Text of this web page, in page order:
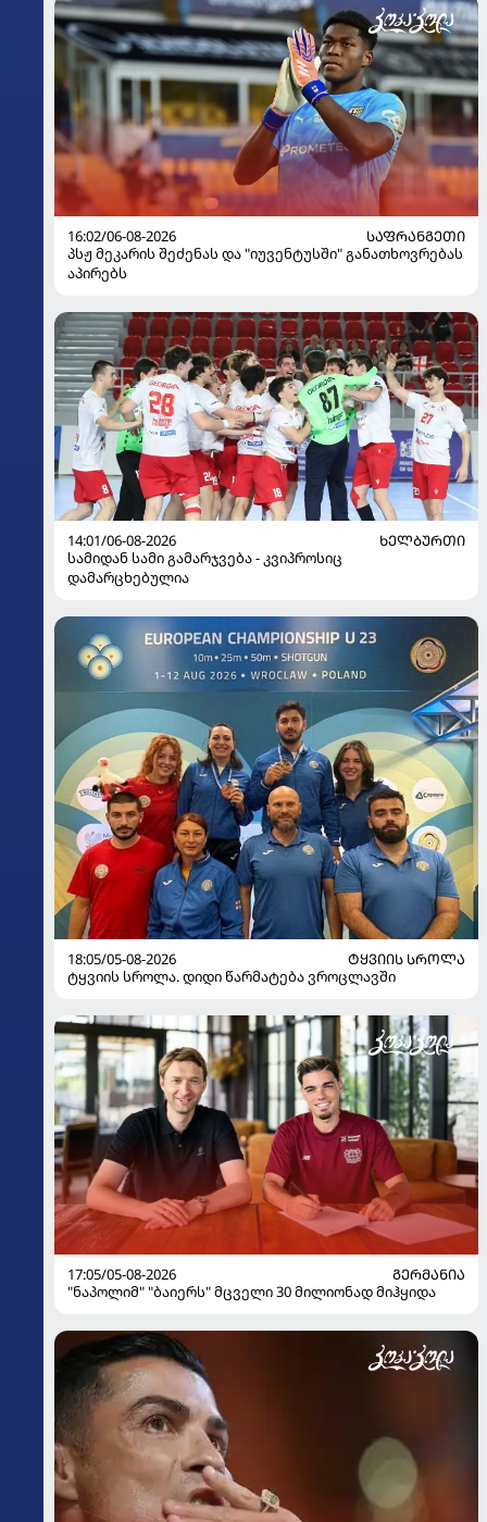
16:02/06-08-2026
ᲡᲐᲤᲠᲐᲜᲒᲔᲗᲘ
პსჟ მეკარის შეძენას და "იუვენტუსში" განათხოვრებას
აპირებს
14:01/06-08-2026
ᲮᲔᲚᲑᲣᲠᲗᲘ
სამიდან სამი გამარჯვება - კვიპროსიც
დამარცხებულია
18:05/05-08-2026
ᲢᲧᲕᲘᲘᲡ ᲡᲠᲝᲚᲐ
ტყვიის სროლა. დიდი წარმატება ვროცლავში
17:05/05-08-2026
ᲒᲔᲠᲛᲐᲜᲘᲐ
"ნაპოლიმ" "ბაიერს" მცველი 30 მილიონად მიჰყიდა